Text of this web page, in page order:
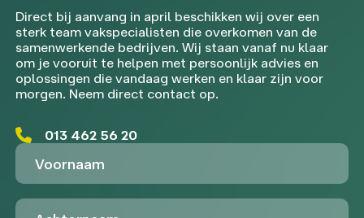
Direct bij aanvang in april beschikken wij over een
sterk team vakspecialisten die overkomen van de
samenwerkende bedrijven. Wij staan vanaf nu klaar
om je vooruit te helpen met persoonlijk advies en
oplossingen die vandaag werken en klaar zijn voor
morgen. Neem direct contact op.
013 462 56 20
Voornaam
Achternaam